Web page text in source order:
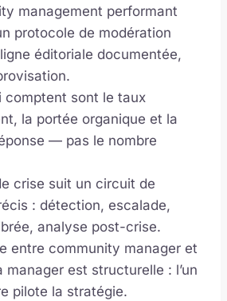
management performant
protocole de modération
éditoriale documentée,
comptent sont le taux
la portée organique et la
— pas le nombre
crise suit un circuit de
: détection, escalade,
analyse post-crise.
entre community manager et
manager est structurelle : l’un
pilote la stratégie.